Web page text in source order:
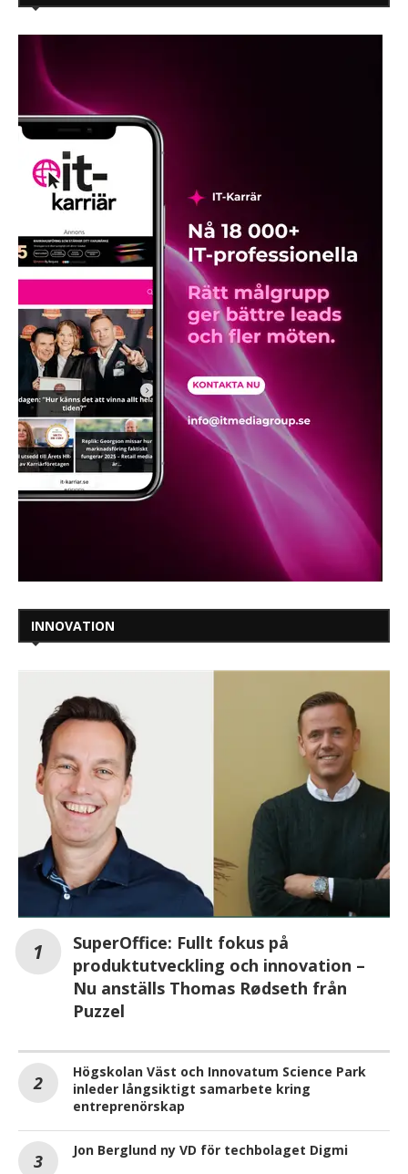
INNOVATION
SuperOffice: Fullt fokus på
produktutveckling och innovation –
Nu anställs Thomas Rødseth från
Puzzel
Högskolan Väst och Innovatum Science Park
inleder långsiktigt samarbete kring
entreprenörskap
Jon Berglund ny VD för techbolaget Digmi